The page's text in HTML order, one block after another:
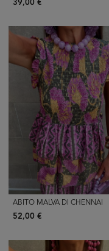
39,00 €
ABITO MALVA DI CHENNAI
52,00 €